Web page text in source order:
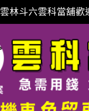
雲林斗六雲科當舖歡